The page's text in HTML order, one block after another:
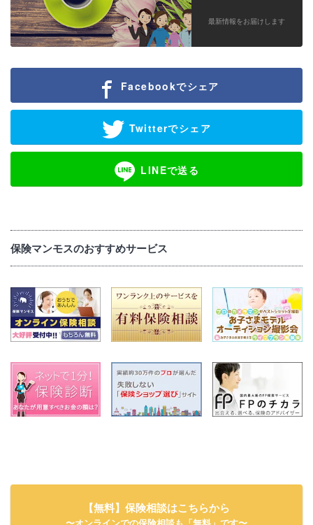
最新情報をお届けします
Facebookでシェア
Twitterでシェア
LINEで送る
保険マンモスのおすすめサービス
【無料】保険相談はこちらから